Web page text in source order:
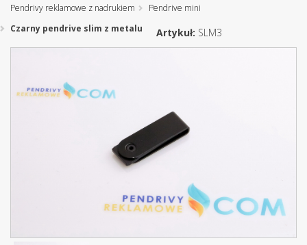
Pendrivy reklamowe z nadrukiem
Pendrive mini
Czarny pendrive slim z metalu
Artykuł: SLM3